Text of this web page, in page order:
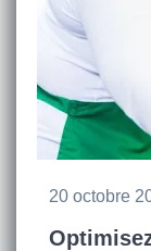
20 octobre